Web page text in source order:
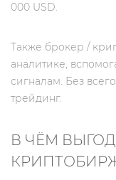
000 USD.
Также брокер /
аналитике,
сигналам. Без
трейдинг.
В ЧЁМ